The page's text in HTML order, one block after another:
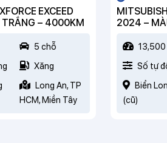
EXCEED
– 4000KM
5 chỗ
Xăng
Long An, TP
HCM, Miền Tây
2024 –
13,500
Số tự
Biển
(cũ)